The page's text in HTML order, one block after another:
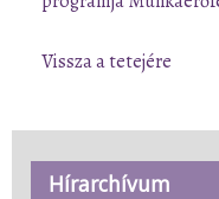
Vissza a tetejére
Hírarchívum